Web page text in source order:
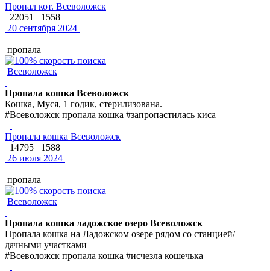
Пропал кот. Всеволожск
22051
1558
20 сентября 2024
пропала
Всеволожск
Пропала кошка Всеволожск
Кошка, Муся, 1 годик, стерилизована.
#Всеволожск пропала кошка #запропастилась киса
Пропала кошка Всеволожск
14795
1588
26 июля 2024
пропала
Всеволожск
Пропала кошка ладожское озеро Всеволожск
Пропала кошка на Ладожском озере рядом со станцией/
дачными участками
#Всеволожск пропала кошка #исчезла кошечька